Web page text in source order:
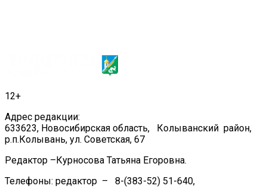
12+
Адрес редакции:
633623, Новосибирская область, Колыванский район,
р.п.Колывань, ул. Советская, 67
Редактор –Курносова Татьяна Егоровна.
Телефоны: редактор – 8-(383-52) 51-640,